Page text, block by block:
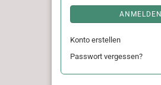
ANMELDEN
Konto erstellen
Passwort vergessen?